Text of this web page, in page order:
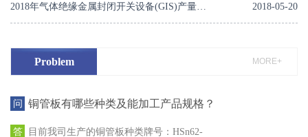
2018-05-20
Problem MORE+
铜管板有哪些种类及能加工产品规格？
目前我司生产的铜管板种类牌号：HSn62-